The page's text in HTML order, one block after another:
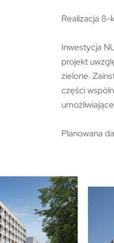
Realizacja 8-
Inwestycja
projekt
zielone.
części
Planowana